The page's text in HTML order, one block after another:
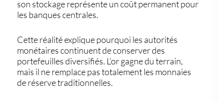
son stockage représente un coût permanent pour
les banques centrales.
Cette réalité explique pourquoi les autorités
monétaires continuent de conserver des
portefeuilles diversifiés. L’or gagne du terrain,
mais il ne remplace pas totalement les monnaies
de réserve traditionnelles.